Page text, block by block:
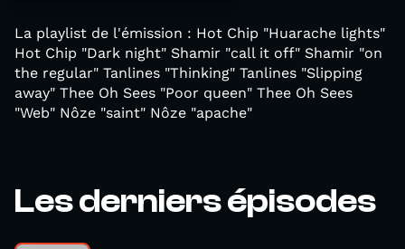
La playlist de l'émission : Hot Chip "Huarache lights"
Hot Chip "Dark night" Shamir "call it off" Shamir "on
the regular" Tanlines "Thinking" Tanlines "Slipping
away" Thee Oh Sees "Poor queen" Thee Oh Sees
"Web" Nôze "saint" Nôze "apache"
Les derniers épisodes